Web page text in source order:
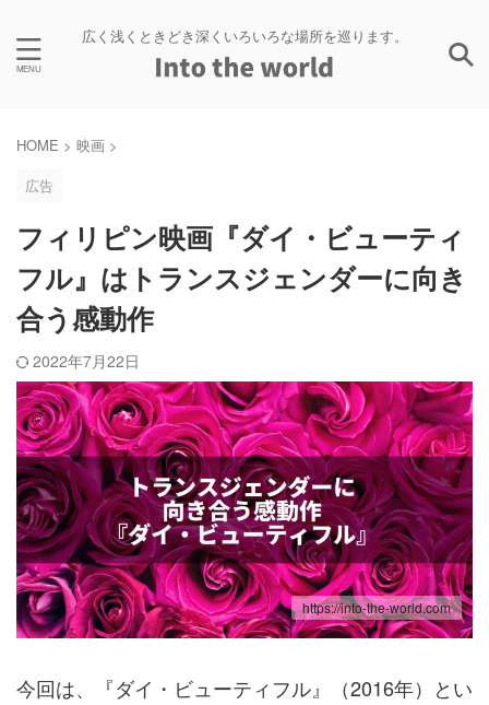
広く浅くときどき深くいろいろな場所を巡ります。
HOME > 映画 >
広告
フィリピン映画『ダイ・ビューティ
フル』はトランスジェンダーに向き
合う感動作
2022年7月22日
https://into-the-world.com
今回は、『ダイ・ビューティフル』（2016年）とい